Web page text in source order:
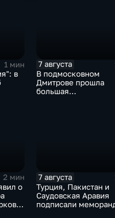
1 мин
в
7 августа
В подмосковном
Дмитрове прошла
большая
2 мин
о
в
7 августа
Турция, Пакистан и
Саудовская Аравия
подписали